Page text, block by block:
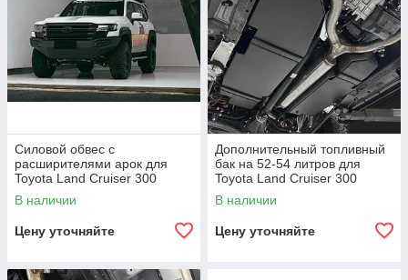
Силовой обвес c
расширителями арок для
Toyota Land Cruiser 300
LC300 2022+ Тойота крузер
крузак силовой бампер
В наличии
Цену уточняйте
Дополнительный топливный
бак на 52-54 литров для
Toyota Land Cruiser 300
3.5TT/3.3T LC300 Тойота
Крузер Крузак
В наличии
Цену уточняйте